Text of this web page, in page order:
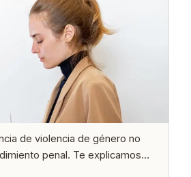
de violencia de género no
penal. Te explicamos